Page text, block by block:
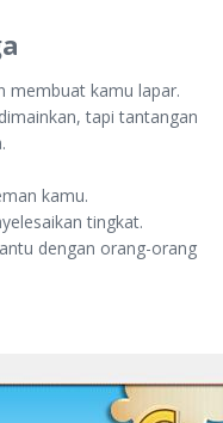
membuat kamu lapar.
tapi tantangan
kamu.
tingkat.
dengan orang-orang